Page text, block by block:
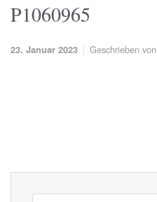
P1060965
23. Januar 2023 Geschrieben von